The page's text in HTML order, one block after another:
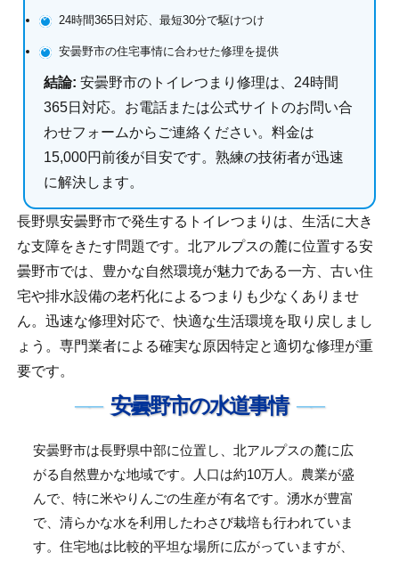
24時間365日対応、最短30分で駆けつけ
安曇野市の住宅事情に合わせた修理を提供
結論: 安曇野市のトイレつまり修理は、24時間
365日対応。お電話または公式サイトのお問い合
わせフォームからご連絡ください。料金は
15,000円前後が目安です。熟練の技術者が迅速
に解決します。
長野県安曇野市で発生するトイレつまりは、生活に大き
な支障をきたす問題です。北アルプスの麓に位置する安
曇野市では、豊かな自然環境が魅力である一方、古い住
宅や排水設備の老朽化によるつまりも少なくありませ
ん。迅速な修理対応で、快適な生活環境を取り戻しまし
ょう。専門業者による確実な原因特定と適切な修理が重
要です。
安曇野市の水道事情
安曇野市は長野県中部に位置し、北アルプスの麓に広
がる自然豊かな地域です。人口は約10万人。農業が盛
んで、特に米やりんごの生産が有名です。湧水が豊富
で、清らかな水を利用したわさび栽培も行われていま
す。住宅地は比較的平坦な場所に広がっていますが、